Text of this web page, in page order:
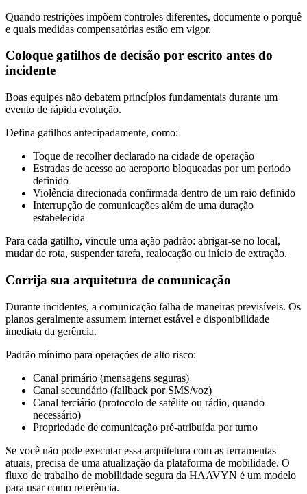
Quando restrições impõem controles diferentes, documente o porquê
e quais medidas compensatórias estão em vigor.
Coloque gatilhos de decisão por escrito antes do
incidente
Boas equipes não debatem princípios fundamentais durante um
evento de rápida evolução.
Defina gatilhos antecipadamente, como:
Toque de recolher declarado na cidade de operação
Estradas de acesso ao aeroporto bloqueadas por um período
definido
Violência direcionada confirmada dentro de um raio definido
Interrupção de comunicações além de uma duração
estabelecida
Para cada gatilho, vincule uma ação padrão: abrigar-se no local,
mudar de rota, suspender tarefa, realocação ou início de extração.
Corrija sua arquitetura de comunicação
Durante incidentes, a comunicação falha de maneiras previsíveis. Os
planos geralmente assumem internet estável e disponibilidade
imediata da gerência.
Padrão mínimo para operações de alto risco:
Canal primário (mensagens seguras)
Canal secundário (fallback por SMS/voz)
Canal terciário (protocolo de satélite ou rádio, quando
necessário)
Propriedade de comunicação pré-atribuída por turno
Se você não pode executar essa arquitetura com as ferramentas
atuais, precisa de uma atualização da plataforma de mobilidade. O
fluxo de trabalho de mobilidade segura da HAAVYN é um modelo
para usar como referência.